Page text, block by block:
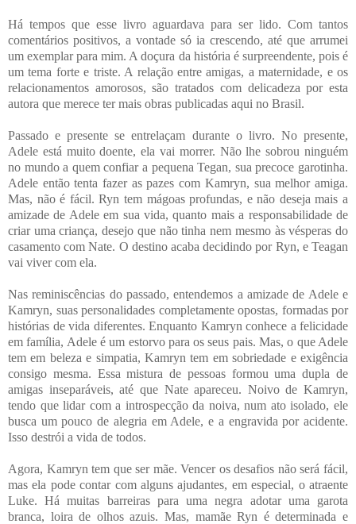
Há tempos que esse livro aguardava para ser lido. Com tantos
comentários positivos, a vontade só ia crescendo, até que arrumei
um exemplar para mim. A doçura da história é surpreendente, pois é
um tema forte e triste. A relação entre amigas, a maternidade, e os
relacionamentos amorosos, são tratados com delicadeza por esta
autora que merece ter mais obras publicadas aqui no Brasil.
Passado e presente se entrelaçam durante o livro. No presente,
Adele está muito doente, ela vai morrer. Não lhe sobrou ninguém
no mundo a quem confiar a pequena Tegan, sua precoce garotinha.
Adele então tenta fazer as pazes com Kamryn, sua melhor amiga.
Mas, não é fácil. Ryn tem mágoas profundas, e não deseja mais a
amizade de Adele em sua vida, quanto mais a responsabilidade de
criar uma criança, desejo que não tinha nem mesmo às vésperas do
casamento com Nate. O destino acaba decidindo por Ryn, e Teagan
vai viver com ela.
Nas reminiscências do passado, entendemos a amizade de Adele e
Kamryn, suas personalidades completamente opostas, formadas por
histórias de vida diferentes. Enquanto Kamryn conhece a felicidade
em família, Adele é um estorvo para os seus pais. Mas, o que Adele
tem em beleza e simpatia, Kamryn tem em sobriedade e exigência
consigo mesma. Essa mistura de pessoas formou uma dupla de
amigas inseparáveis, até que Nate apareceu. Noivo de Kamryn,
tendo que lidar com a introspecção da noiva, num ato isolado, ele
busca um pouco de alegria em Adele, e a engravida por acidente.
Isso destrói a vida de todos.
Agora, Kamryn tem que ser mãe. Vencer os desafios não será fácil,
mas ela pode contar com alguns ajudantes, em especial, o atraente
Luke. Há muitas barreiras para uma negra adotar uma garota
branca, loira de olhos azuis. Mas, mamãe Ryn é determinada e